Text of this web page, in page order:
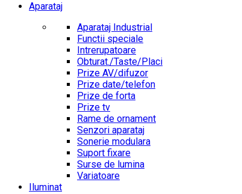
Aparataj
Aparataj Industrial
Functii speciale
Intrerupatoare
Obturat./Taste/Placi
Prize AV/difuzor
Prize date/telefon
Prize de forta
Prize tv
Rame de ornament
Senzori aparataj
Sonerie modulara
Suport fixare
Surse de lumina
Variatoare
Iluminat